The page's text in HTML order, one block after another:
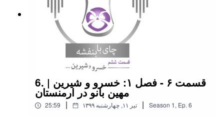
6. قسمت ۶ - فصل ۱: خسرو و شیرین |
مهین بانو در ارمنستان
25:59 | ۱۳۹۹ تیر ۱۱, چهارشنبه | Season 1, Ep.6